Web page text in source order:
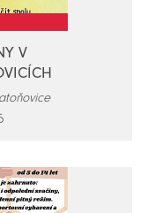
V